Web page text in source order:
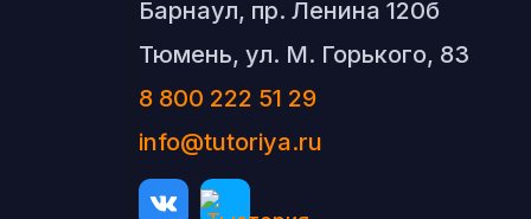
Барнаул, пр. Ленина 120б
Тюмень, ул. М. Горького, 83
8 800 222 51 29
info@tutoriya.ru